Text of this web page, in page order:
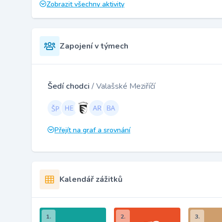
Zobrazit všechny aktivity
Zapojení v týmech
Šedí chodci / Valašské Meziříčí
Přejít na graf a srovnání
Kalendář zážitků
1. 2. 3.